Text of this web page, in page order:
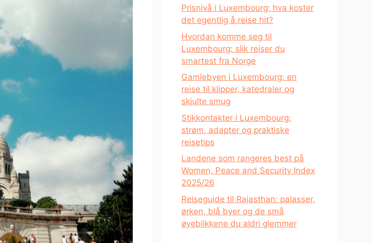
Prisnivå i Luxembourg: hva koster
det egentlig å reise hit?
Hvordan komme seg til
Luxembourg: slik reiser du
smartest fra Norge
Gamlebyen i Luxembourg: en
reise til klipper, katedraler og
skjulte smug
Stikkontakter i Luxembourg:
strøm, adapter og praktiske
reisetips
Landene som rangeres best på
Women, Peace and Security Index
2025/26
Reiseguide til Rajasthan: palasser,
ørken, blå byer og de små
øyeblikkene du aldri glemmer